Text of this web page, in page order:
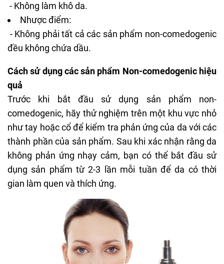
- Không làm khô da.
Nhược điểm:
- Không phải tất cả các sản phẩm non-comedogenic
đều không chứa dầu.
Cách sử dụng các sản phẩm Non-comedogenic hiệu
quả
Trước khi bắt đầu sử dụng sản phẩm non-
comedogenic, hãy thử nghiệm trên một khu vực nhỏ
như tay hoặc cổ để kiểm tra phản ứng của da với các
thành phần của sản phẩm. Sau khi xác nhận rằng da
không phản ứng nhạy cảm, bạn có thể bắt đầu sử
dụng sản phẩm từ 2-3 lần mỗi tuần để da có thời
gian làm quen và thích ứng.